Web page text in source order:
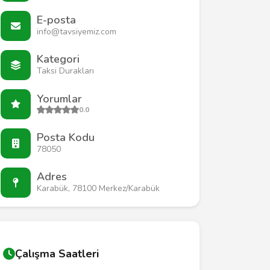
E-posta
info@tavsiyemiz.com
Kategori
Taksi Durakları
Yorumlar
0.0
Posta Kodu
78050
Adres
Karabük, 78100 Merkez/Karabük
Çalışma Saatleri